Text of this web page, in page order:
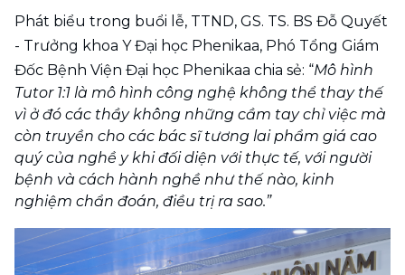
Phát biểu trong buổi lễ, TTND, GS. TS. BS Đỗ Quyết
- Trưởng khoa Y Đại học Phenikaa, Phó Tổng Giám
Đốc Bệnh Viện Đại học Phenikaa chia sẻ: “Mô hình
Tutor 1:1 là mô hình công nghệ không thể thay thế
vì ở đó các thầy không những cầm tay chỉ việc mà
còn truyền cho các bác sĩ tương lai phẩm giá cao
quý của nghề y khi đối diện với thực tế, với người
bệnh và cách hành nghề như thế nào, kinh
nghiệm chẩn đoán, điều trị ra sao.”